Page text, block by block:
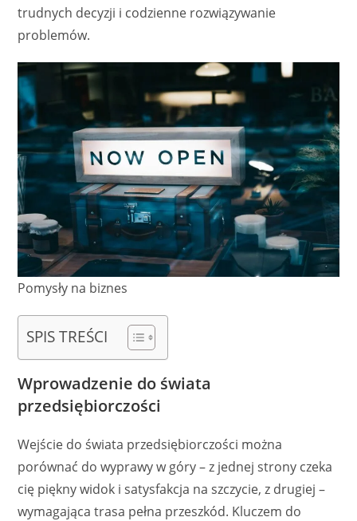
trudnych decyzji i codzienne rozwiązywanie
problemów.
Pomysły na biznes
SPIS TREŚCI
Wprowadzenie do świata
przedsiębiorczości
Wejście do świata przedsiębiorczości można
porównać do wyprawy w góry – z jednej strony czeka
cię piękny widok i satysfakcja na szczycie, z drugiej –
wymagająca trasa pełna przeszkód. Kluczem do